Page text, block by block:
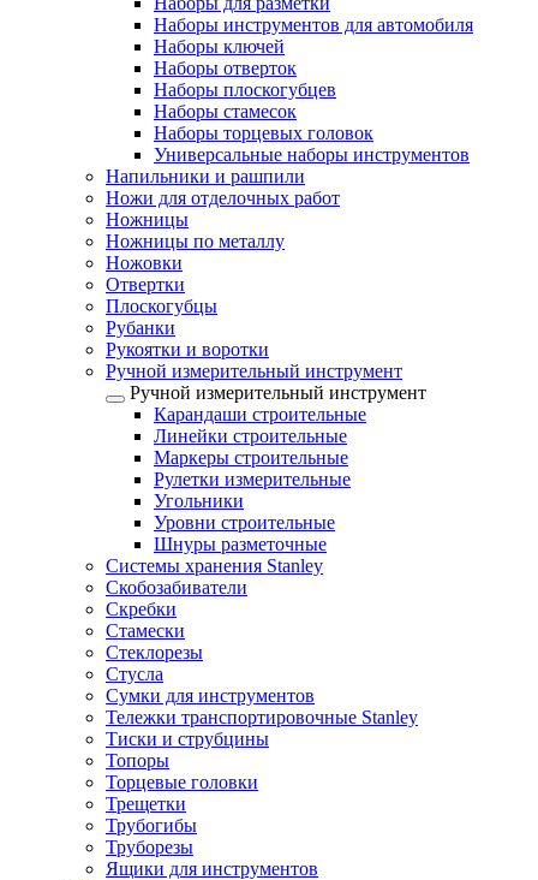
Наборы инструментов для автомобиля
Наборы ключей
Наборы отверток
Наборы плоскогубцев
Наборы стамесок
Наборы торцевых головок
Универсальные наборы инструментов
Напильники и рашпили
Ножи для отделочных работ
Ножницы
Ножницы по металлу
Ножовки
Отвертки
Плоскогубцы
Рубанки
Рукоятки и воротки
Ручной измерительный инструмент
Ручной измерительный инструмент
Карандаши строительные
Линейки строительные
Маркеры строительные
Рулетки измерительные
Угольники
Уровни строительные
Шнуры разметочные
Системы хранения Stanley
Скобозабиватели
Скребки
Стамески
Стеклорезы
Стусла
Сумки для инструментов
Тележки транспортировочные Stanley
Тиски и струбцины
Топоры
Торцевые головки
Трещетки
Трубогибы
Труборезы
Ящики для инструментов